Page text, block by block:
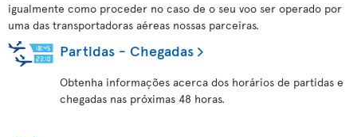
igualmente como proceder no caso de o seu voo ser operado por
uma das transportadoras aéreas nossas parceiras.
Partidas - Chegadas
Obtenha informações acerca dos horários de partidas e
chegadas nas próximas 48 horas.